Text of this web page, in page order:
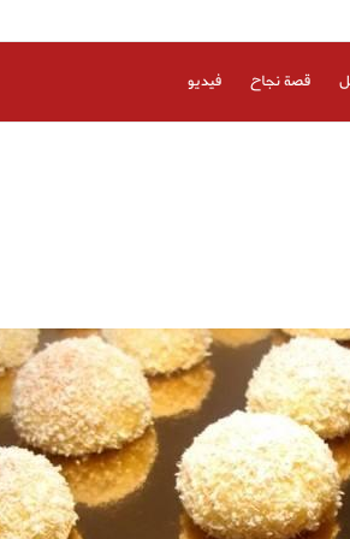
قصة نجاح فيديو